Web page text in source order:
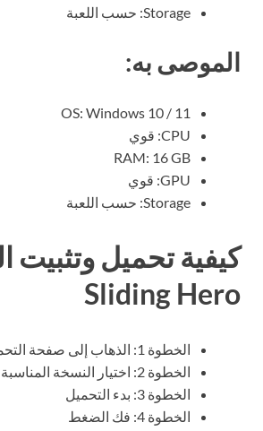
Storage: حسب اللعبة
به:
OS: Windows 10 / 11
CPU: قوي
RAM: 16 GB
GPU: قوي
Storage: حسب اللعبة
تحميل وتثبيت
Sliding
الخطوة 1: الذهاب إلى صفحة التحميل
الخطوة 2: اختيار النسخة المناسبة
الخطوة 3: بدء التحميل
الخطوة 4: فك الضغط